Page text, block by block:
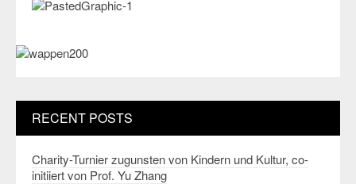
RECENT POSTS
Charity-Turnier zugunsten von Kindern und Kultur, co-
initiiert von Prof. Yu Zhang